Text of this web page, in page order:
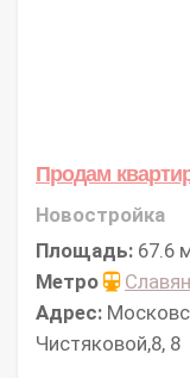
Продам
Новостройка
Площадь: 67.6
Метро
Адрес:
Чистяковой,8, 8